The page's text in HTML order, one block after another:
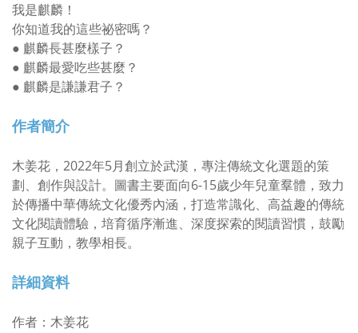
我是麒麟！
你知道我的這些祕密嗎？
● 麒麟長甚麼樣子？
● 麒麟最愛吃些甚麼？
● 麒麟是謙謙君子？
作者簡介
木姜花，2022年5月創立於武漢，專注傳統文化選題的策
劃、創作與設計。圖書主要面向6-15歲少年兒童羣體，致力
於傳播中華傳統文化優秀內涵，打造常識化、高益趣的傳統
文化閱讀體驗，培育循序漸進、深度探索的閱讀習慣，鼓勵
親子互動，教學相長。
詳細資料
作者：木姜花